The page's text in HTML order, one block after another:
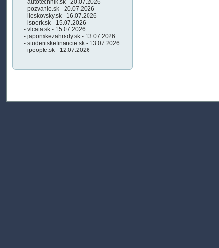
- autotechnik.sk - 20.07.2026
- pozvanie.sk - 20.07.2026
- lieskovsky.sk - 16.07.2026
- isperk.sk - 15.07.2026
- vlcata.sk - 15.07.2026
- japonskezahrady.sk - 13.07.2026
- studentskefinancie.sk - 13.07.2026
- ipeople.sk - 12.07.2026